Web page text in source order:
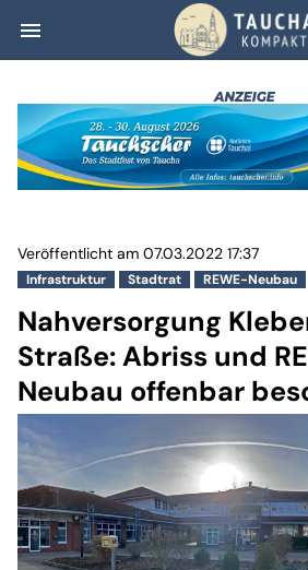
menu
Infrastruktur Stadtrat REWE-Neubau
Veröffentlicht am 07.03.2022 17:37
Nahversorgung
Straße: Abriss und
Neubau offenbar